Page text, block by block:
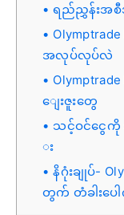
ရည်ညွှန်းအ
အလုပ်လုပ်လဲ
ျေးဇူးတွေ
သင့်ဝင်ငွေကို
း
နိဂုံးချုပ်-
တွက် တံခါးပေ